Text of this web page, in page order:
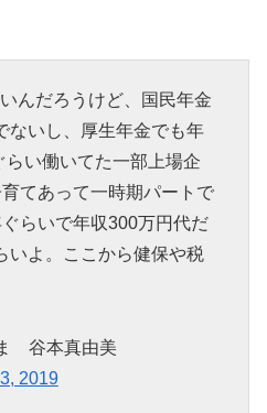
んだろうけど、国民年金
ないし、厚生年金でも年
い働いてた一部上場企
てあって一時期パートで
らいで年収300万円代だ
いよ。ここから健保や税
谷本真由美
2019